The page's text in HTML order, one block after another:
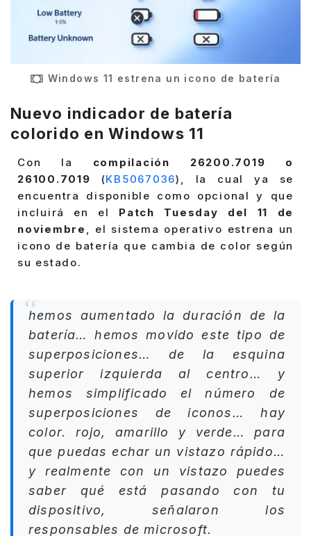
Windows 11 estrena un icono de batería
Nuevo indicador de batería
colorido en Windows 11
Con la
compilación 26200.7019 o
26100.7019 (KB5067036), la cual ya se
encuentra disponible como opcional y que
incluirá en el Patch Tuesday del 11 de
noviembre , el sistema operativo estrena un
icono de batería que cambia de color según
su estado.
hemos aumentado la duración de la
batería… hemos movido este tipo de
superposiciones… de la esquina
superior izquierda al centro… y
hemos simplificado el número de
superposiciones de iconos… hay
color. rojo, amarillo y verde… para
que puedas echar un vistazo rápido…
y realmente con un vistazo puedes
saber qué está pasando con tu
dispositivo, señalaron los
responsables de microsoft.